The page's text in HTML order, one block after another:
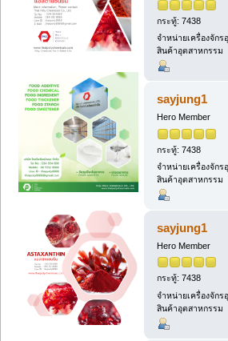
กระทู้: 7438
จำหน่ายเครื่องจักร
สินค้าอุตสาหกรรม
sayjung1
Hero Member
กระทู้: 7438
จำหน่ายเครื่องจักร
สินค้าอุตสาหกรรม
sayjung1
Hero Member
กระทู้: 7438
จำหน่ายเครื่องจักร
สินค้าอุตสาหกรรม